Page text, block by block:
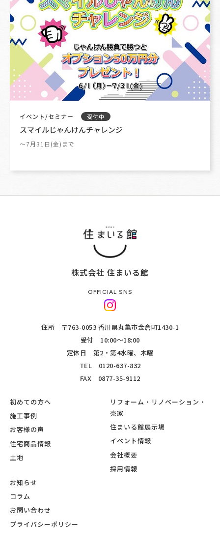
イベント/セミナー 受付中
スマイルじゃんけんチャレンジ
～7月31日(金)まで
株式会社 住まいる館
OFFICIAL SNS
住所 〒763-0053 香川県丸亀市金倉町1430-1
受付 10:00～18:00
定休日 第2・第4水曜、木曜
TEL 0120-637-832
FAX 0877-35-9112
初めての方へ
施工事例
お客様の声
住宅商品情報
土地
リフォーム・リノベーション・
売家
住まいる館展示場
イベント情報
会社概要
採用情報
お知らせ
コラム
お問い合わせ
プライバシーポリシー